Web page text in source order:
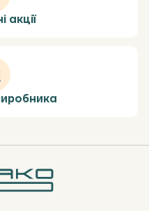
акції